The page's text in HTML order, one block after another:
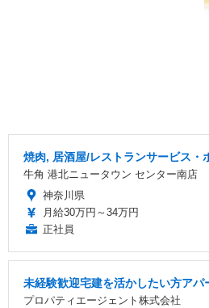
焼肉, 居酒屋/レストランサービス
牛角 港北ニュータウン センター南店
神奈川県
月給30万円～34万円
正社員
未経験歓迎宅建を活かしたい方ア
プロパティエージェント株式会社